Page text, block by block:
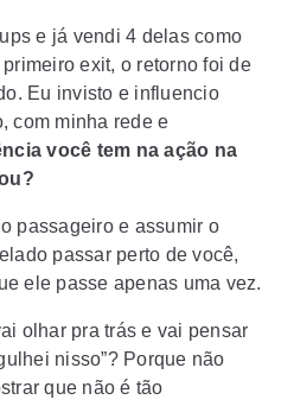
e já vendi 4 delas como
exit, o retorno foi de
Eu invisto e influencio
com minha rede e
você tem na ação na
passageiro e assumir o
passar perto de você,
ele passe apenas uma vez.
olhar pra trás e vai pensar
nisso”? Porque não
que não é tão